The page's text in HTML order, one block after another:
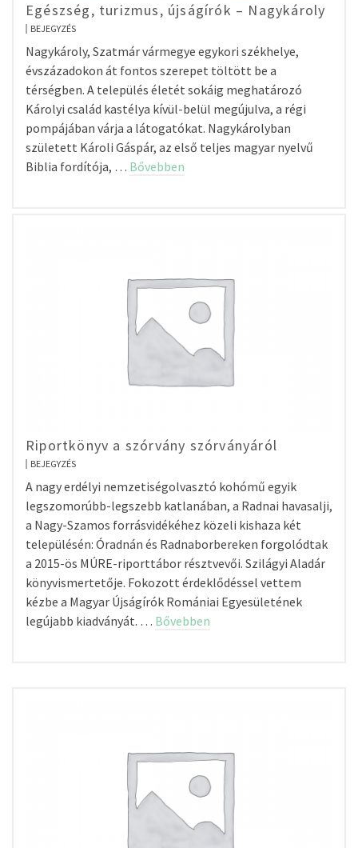
Egészség, turizmus, újságírók – Nagykároly
BEJEGYZÉS
Nagykároly, Szatmár vármegye egykori székhelye,
évszázadokon át fontos szerepet töltött be a
térségben. A település életét sokáig meghatározó
Károlyi család kastélya kívül-belül megújulva, a régi
pompájában várja a látogatókat. Nagykárolyban
született Károli Gáspár, az első teljes magyar nyelvű
Biblia fordítója, … Bővebben
Riportkönyv a szórvány szórványáról
BEJEGYZÉS
A nagy erdélyi nemzetiségolvasztó kohómű egyik
legszomorúbb-legszebb katlanában, a Radnai havasalji,
a Nagy-Szamos forrásvidékéhez közeli kishaza két
településén: Óradnán és Radnaborbereken forgolódtak
a 2015-ös MÚRE-riporttábor résztvevői. Szilágyi Aladár
könyvismertetője. Fokozott érdeklődéssel vettem
kézbe a Magyar Újságírók Romániai Egyesületének
legújabb kiadványát. … Bővebben